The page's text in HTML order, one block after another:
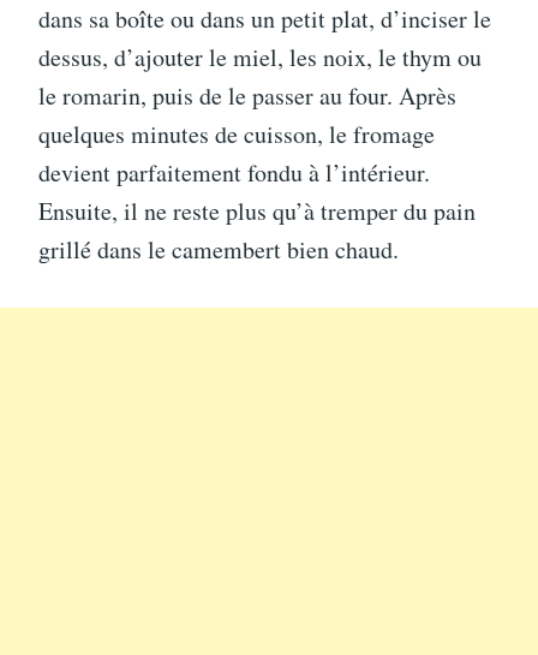
dans sa boîte ou dans un petit plat, d’inciser le
dessus, d’ajouter le miel, les noix, le thym ou
le romarin, puis de le passer au four. Après
quelques minutes de cuisson, le fromage
devient parfaitement fondu à l’intérieur.
Ensuite, il ne reste plus qu’à tremper du pain
grillé dans le camembert bien chaud.